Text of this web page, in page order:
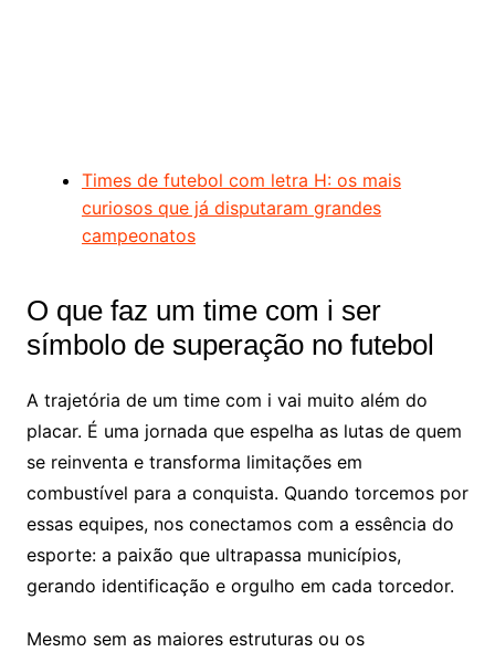
Times de futebol com letra H: os mais
curiosos que já disputaram grandes
campeonatos
O que faz um time com i ser
símbolo de superação no futebol
A trajetória de um time com i vai muito além do
placar. É uma jornada que espelha as lutas de quem
se reinventa e transforma limitações em
combustível para a conquista. Quando torcemos por
essas equipes, nos conectamos com a essência do
esporte: a paixão que ultrapassa municípios,
gerando identificação e orgulho em cada torcedor.
Mesmo sem as maiores estruturas ou os